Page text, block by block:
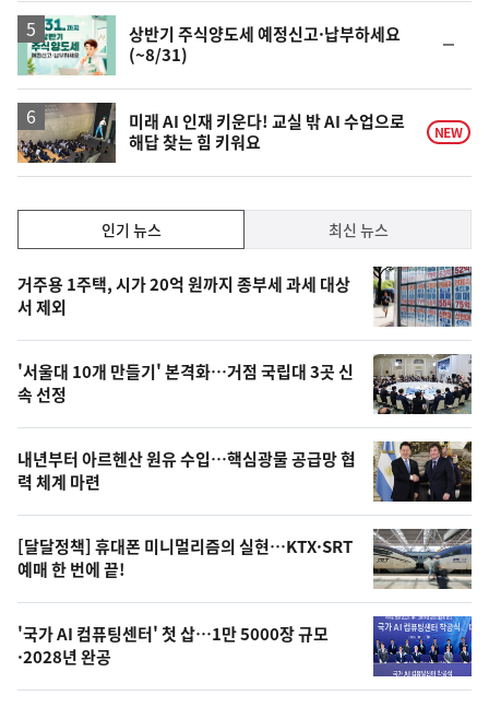
상반기 주식양도세 예정신고·납부하세요
(~8/31)
일
미래 AI 인재 키운다! 교실 밖 AI 수업으로
해답 찾는 힘 키워요
NEW
기,
최
신,
오
늘
의
영
상
오
늘
의
사
진
인기 뉴스 최신 뉴스
기
뉴
스
거주용 1주택, 시가 20억 원까지 종부세 과세 대상
서 제외
'서울대 10개 만들기' 본격화…거점 국립대 3곳 신
속 선정
내년부터 아르헨산 원유 수입…핵심광물 공급망 협
력 체계 마련
[달달정책] 휴대폰 미니멀리즘의 실현…KTX·SRT
예매 한 번에 끝!
'국가 AI 컴퓨팅센터' 첫 삽…1만 5000장 규모
·2028년 완공